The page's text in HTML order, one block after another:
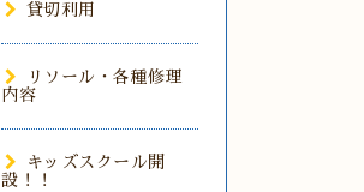
貸切利用
リソール・各種修理
内容
キッズスクール開
設！！